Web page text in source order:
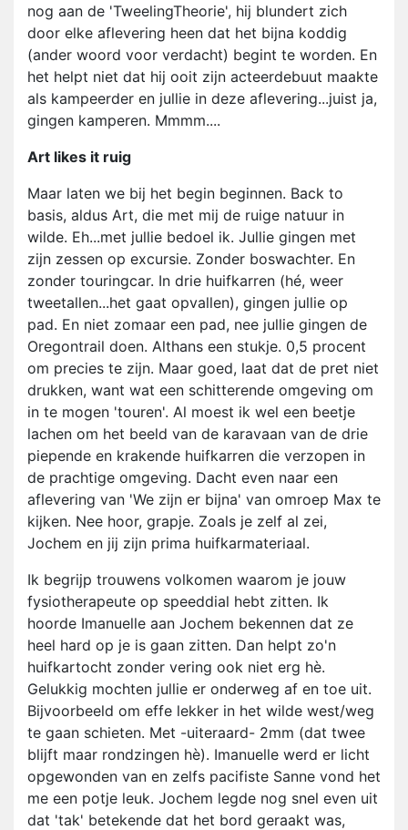
nog aan de 'TweelingTheorie', hij blundert zich
door elke aflevering heen dat het bijna koddig
(ander woord voor verdacht) begint te worden. En
het helpt niet dat hij ooit zijn acteerdebuut maakte
als kampeerder en jullie in deze aflevering...juist ja,
gingen kamperen. Mmmm....
Art likes it ruig
Maar laten we bij het begin beginnen. Back to
basis, aldus Art, die met mij de ruige natuur in
wilde. Eh...met jullie bedoel ik. Jullie gingen met
zijn zessen op excursie. Zonder boswachter. En
zonder touringcar. In drie huifkarren (hé, weer
tweetallen...het gaat opvallen), gingen jullie op
pad. En niet zomaar een pad, nee jullie gingen de
Oregontrail doen. Althans een stukje. 0,5 procent
om precies te zijn. Maar goed, laat dat de pret niet
drukken, want wat een schitterende omgeving om
in te mogen 'touren'. Al moest ik wel een beetje
lachen om het beeld van de karavaan van de drie
piepende en krakende huifkarren die verzopen in
de prachtige omgeving. Dacht even naar een
aflevering van 'We zijn er bijna' van omroep Max te
kijken. Nee hoor, grapje. Zoals je zelf al zei,
Jochem en jij zijn prima huifkarmateriaal.
Ik begrijp trouwens volkomen waarom je jouw
fysiotherapeute op speeddial hebt zitten. Ik
hoorde Imanuelle aan Jochem bekennen dat ze
heel hard op je is gaan zitten. Dan helpt zo'n
huifkartocht zonder vering ook niet erg hè.
Gelukkig mochten jullie er onderweg af en toe uit.
Bijvoorbeeld om effe lekker in het wilde west/weg
te gaan schieten. Met -uiteraard- 2mm (dat twee
blijft maar rondzingen hè). Imanuelle werd er licht
opgewonden van en zelfs pacifiste Sanne vond het
me een potje leuk. Jochem legde nog snel even uit
dat 'tak' betekende dat het bord geraakt was,